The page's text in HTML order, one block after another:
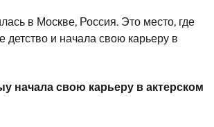
в Москве, Россия. Это место, где
детство и начала свою карьеру в
начала свою карьеру в актерском